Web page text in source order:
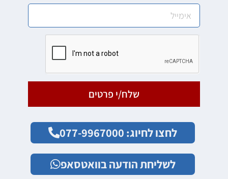
שלח/י פרטים
לחצו לחיוג: 077-9967000
לשליחת הודעה בוואטסאפ